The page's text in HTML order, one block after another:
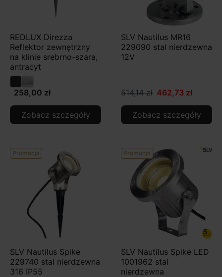
REDLUX Direzza
Reflektor zewnętrzny
na klinie srebrno-szara,
antracyt
258,00 zł
Zobacz szczegóły
SLV Nautilus MR16
229090 stal nierdzewna
12V
514,14 zł 462,73 zł
Zobacz szczegóły
Promocja
SLV Nautilus Spike
229740 stal nierdzewna
316 IP55
Promocja
SLV Nautilus Spike LED
1001962 stal
nierdzewna